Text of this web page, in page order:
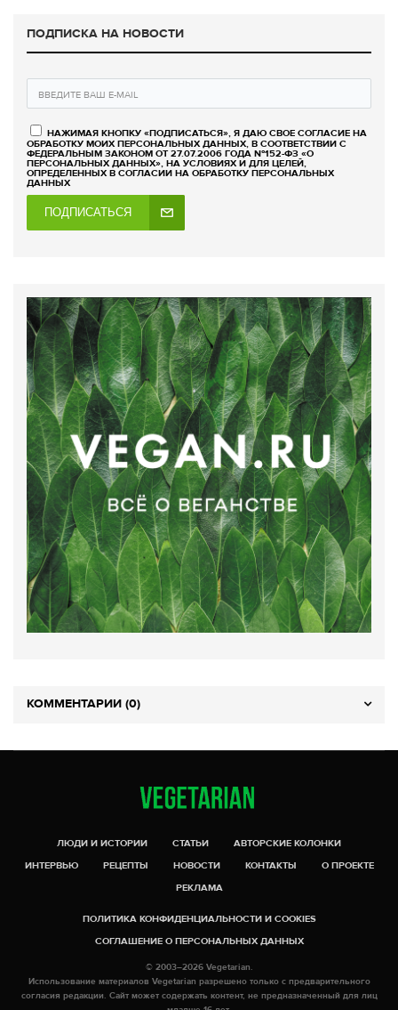
ПОДПИСКА НА НОВОСТИ
НАЖИМАЯ КНОПКУ «ПОДПИСАТЬСЯ», Я ДАЮ СВОЕ СОГЛАСИЕ НА
ОБРАБОТКУ МОИХ ПЕРСОНАЛЬНЫХ ДАННЫХ, В СООТВЕТСТВИИ С
ФЕДЕРАЛЬНЫМ ЗАКОНОМ ОТ 27.07.2006 ГОДА №152-ФЗ «О
ПЕРСОНАЛЬНЫХ ДАННЫХ», НА УСЛОВИЯХ И ДЛЯ ЦЕЛЕЙ,
ОПРЕДЕЛЕННЫХ В СОГЛАСИИ НА ОБРАБОТКУ ПЕРСОНАЛЬНЫХ
ДАННЫХ
ПОДПИСАТЬСЯ
КОММЕНТАРИИ (0)
ЛЮДИ И ИСТОРИИ СТАТЬИ
АВТОРСКИЕ КОЛОНКИ
ИНТЕРВЬЮ
РЕЦЕПТЫ НОВОСТИ КОНТАКТЫ
О ПРОЕКТЕ
РЕКЛАМА
ПОЛИТИКА КОНФИДЕНЦИАЛЬНОСТИ И COOKIES
СОГЛАШЕНИЕ О ПЕРСОНАЛЬНЫХ ДАННЫХ
© 2003–2026 Vegetarian.
Использование материалов Vegetarian разрешено только с предварительного
согласия редакции. Сайт может содержать контент, не предназначенный для лиц